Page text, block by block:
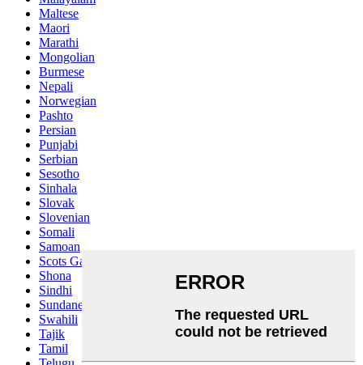
Maltese
Maori
Marathi
Mongolian
Burmese
Nepali
Norwegian
Pashto
Persian
Punjabi
Serbian
Sesotho
Sinhala
Slovak
Slovenian
Somali
Samoan
Scots Gaelic
Shona
Sindhi
Sundanese
Swahili
Tajik
Tamil